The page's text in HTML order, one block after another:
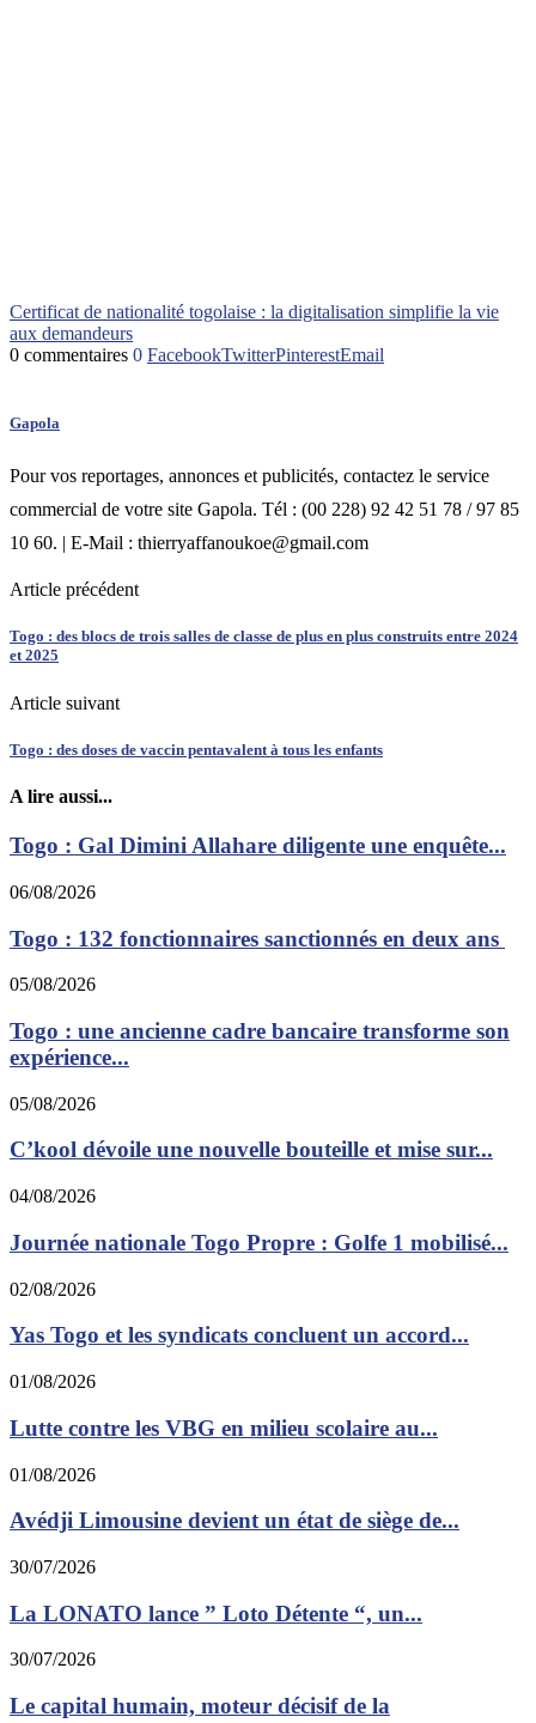
Certificat de nationalité togolaise : la digitalisation simplifie la vie
aux demandeurs
0 commentaires 0 FacebookTwitterPinterestEmail
Gapola
Pour vos reportages, annonces et publicités, contactez le service
commercial de votre site Gapola. Tél : (00 228) 92 42 51 78 / 97 85
10 60. | E-Mail : thierryaffanoukoe@gmail.com
Article précédent
Togo : des blocs de trois salles de classe de plus en plus construits entre 2024
et 2025
Article suivant
Togo : des doses de vaccin pentavalent à tous les enfants
A lire aussi...
Togo : Gal Dimini Allahare diligente une enquête...
06/08/2026
Togo : 132 fonctionnaires sanctionnés en deux ans
05/08/2026
Togo : une ancienne cadre bancaire transforme son
expérience...
05/08/2026
C’kool dévoile une nouvelle bouteille et mise sur...
04/08/2026
Journée nationale Togo Propre : Golfe 1 mobilisé...
02/08/2026
Yas Togo et les syndicats concluent un accord...
01/08/2026
Lutte contre les VBG en milieu scolaire au...
01/08/2026
Avédji Limousine devient un état de siège de...
30/07/2026
La LONATO lance ” Loto Détente “, un...
30/07/2026
Le capital humain, moteur décisif de la